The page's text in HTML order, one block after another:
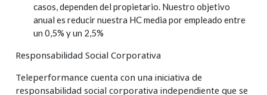
casos, dependen del propietario. Nuestro objetivo
anual es reducir nuestra HC media por empleado entre
un 0,5% y un 2,5%
Responsabilidad Social Corporativa
Teleperformance cuenta con una iniciativa de
responsabilidad social corporativa independiente que se